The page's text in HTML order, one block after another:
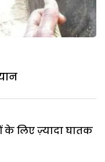
के लिए ज़्यादा घातक